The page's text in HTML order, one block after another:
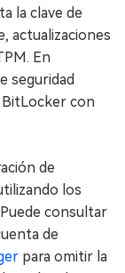
la clave de
actualizaciones
En
seguridad
BitLocker con
de
los
consultar
de
para omitir la